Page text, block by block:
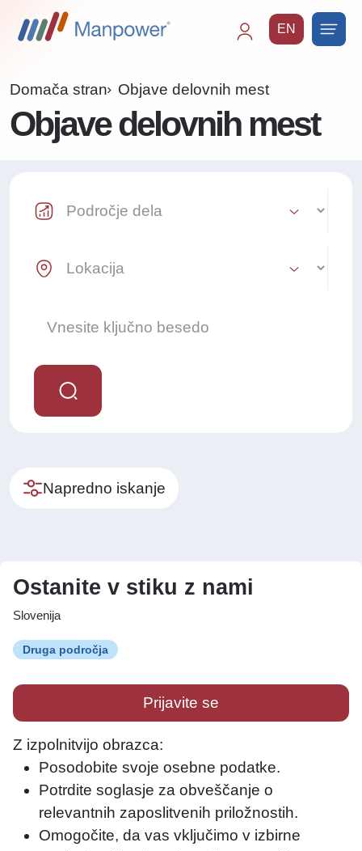
EN
Domača stran Objave delovnih mest
Objave delovnih mest
Industry Select
Location Select
Napredno iskanje
Ostanite v stiku z nami
Slovenija
Druga področja
Prijavite se
Z izpolnitvijo obrazca:
Posodobite svoje osebne podatke.
Potrdite soglasje za obveščanje o
relevantnih zaposlitvenih priložnostih.
Omogočite, da vas vključimo v izbirne